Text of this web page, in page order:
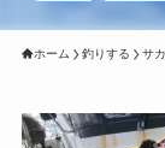
ホーム 釣りする サ